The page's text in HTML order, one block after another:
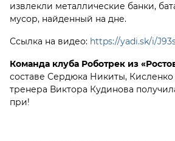
извлекли металлические банки,
мусор, найденный на дне.
Ссылка на видео: https://yadi.sk/i/
Команда клуба Роботрек из
составе Сердюка Никиты,
тренера Виктора Кудинова
при!